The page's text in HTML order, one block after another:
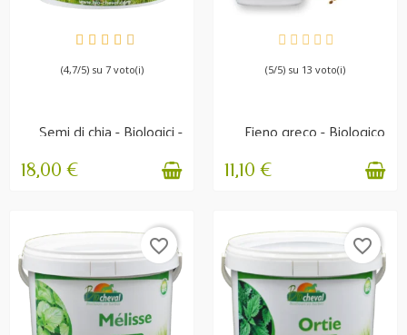
DISPONIBILE
(4,7/5) su 7 voto(i)
Semi di chia - Biologici -
Idratazione,...
18,00 €
DISPONIBILE
(5/5) su 13 voto(i)
Fieno greco - Biologico
- Fitness,...
11,10 €
favorite_border favorite_border